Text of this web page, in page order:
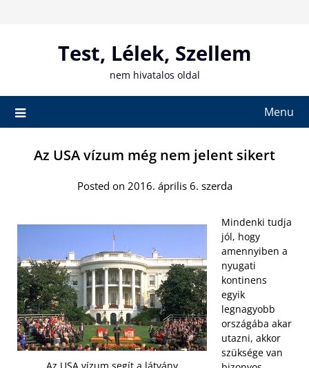
Test, Lélek, Szellem
nem hivatalos oldal
Menu
Az USA vízum még nem jelent sikert
Posted on 2016. április 6. szerda
Mindenki tudja
jól, hogy
amennyiben a
nyugati
kontinens
egyik
legnagyobb
országába akar
utazni, akkor
szüksége van